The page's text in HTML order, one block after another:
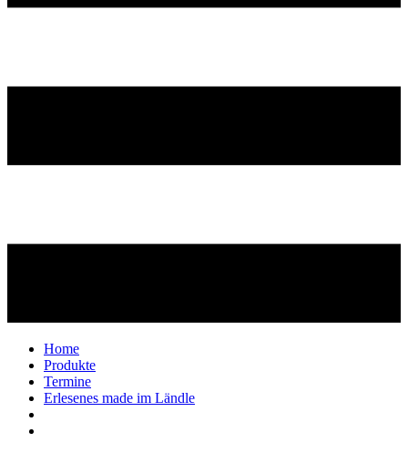
Home
Produkte
Termine
Erlesenes made im Ländle